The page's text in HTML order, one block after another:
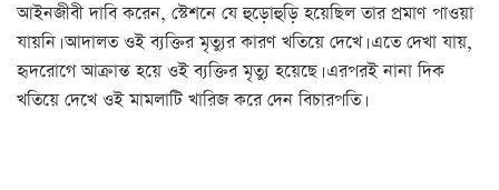
আইনজীবী দাবি করেন, স্টেশনে যে হুড়োহুড়ি হয়েছিল তার প্রমাণ পাওয়া
যায়নি। আদালত ওই ব্যক্তির মৃত্যুর কারণ খতিয়ে দেখে। এতে দেখা যায়,
হৃদরোগে আক্রান্ত হয়ে ওই ব্যক্তির মৃত্যু হয়েছে। এরপরই নানা দিক
খতিয়ে দেখে ওই মামলাটি খারিজ করে দেন বিচারপতি।